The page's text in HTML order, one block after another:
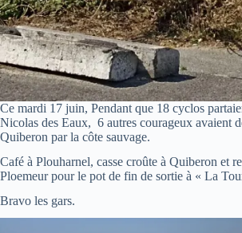
Ce mardi 17 juin, Pendant que 18 cyclos
Nicolas des Eaux, 6 autres courageux avaient
Quiberon par la côte sauvage.
Café à Plouharnel, casse croûte à Quiberon et
Ploemeur pour le pot de fin de sortie à « La
Bravo les gars.